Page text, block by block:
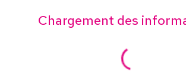
Chargement des